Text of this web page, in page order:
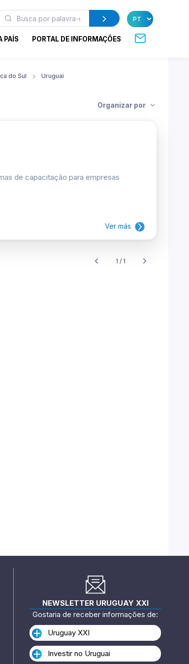
PAÍS PORTAL DE INFORMAÇÕES
do Sul
Uruguai
Organizar por
de capacitação para empresas
Ver más
1 / 1
NEWSLETTER URUGUAY XXI
Gostaria de receber informações de:
Uruguay XXI
Investir no Uruguai